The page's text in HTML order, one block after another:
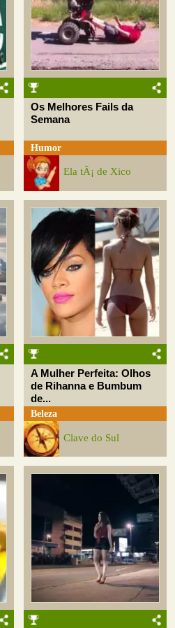
Os Melhores Fails da
Semana
Humor
Ela tÃ¡ de Xico
A Mulher Perfeita: Olhos
de Rihanna e Bumbum
de...
Beleza
Clave do Sul